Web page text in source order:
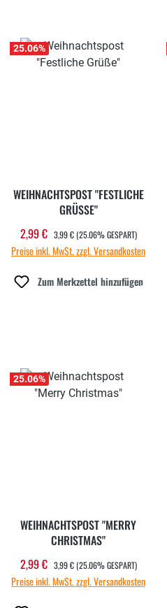
25.06%
WEIHNACHTSPOST "FESTLICHE
GRÜSSE"
Verkaufspreis:
2,99 € REGULÄRER PREIS:
3,99 € (25.06% GESPART)
Preise inkl. MwSt. zzgl. Versandkosten
Zum Merkzettel hinzufügen
25.06%
WEIHNACHTSPOST "MERRY
CHRISTMAS"
Verkaufspreis:
2,99 € REGULÄRER PREIS:
3,99 € (25.06% GESPART)
Preise inkl. MwSt. zzgl. Versandkosten